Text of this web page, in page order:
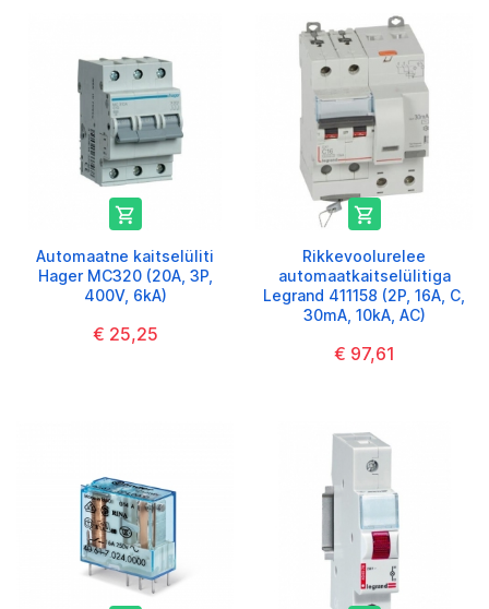

Automaatne kaitselüliti
Hager MC320 (20A, 3P,
400V, 6kA)
€ 25,25

Rikkevoolurelee
automaatkaitselülitiga
Legrand 411158 (2P, 16A, C,
30mA, 10kA, AC)
€ 97,61